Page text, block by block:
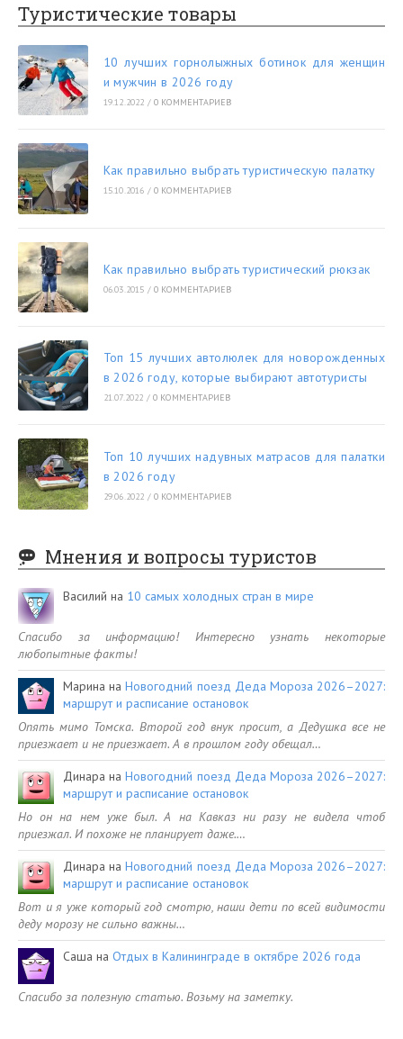
Туристические товары
10 лучших горнолыжных ботинок для женщин
и мужчин в 2026 году
19.12.2022 / 0 КОММЕНТАРИЕВ
Как правильно выбрать туристическую палатку
15.10.2016 / 0 КОММЕНТАРИЕВ
Как правильно выбрать туристический рюкзак
06.03.2015 / 0 КОММЕНТАРИЕВ
Топ 15 лучших автолюлек для новорожденных
в 2026 году, которые выбирают автотуристы
21.07.2022 / 0 КОММЕНТАРИЕВ
Топ 10 лучших надувных матрасов для палатки
в 2026 году
29.06.2022 / 0 КОММЕНТАРИЕВ
Мнения и вопросы туристов
Василий на 10 самых холодных стран в мире
Спасибо за информацию! Интересно узнать некоторые
любопытные факты!
Марина наНовогодний поезд Деда Мороза 2026–2027:
маршрут и расписание остановок
Опять мимо Томска. Второй год внук просит, а Дедушка все не
приезжает и не приезжает. А в прошлом году обещал…
Динара наНовогодний поезд Деда Мороза 2026–2027:
маршрут и расписание остановок
Но он на нем уже был. А на Кавказ ни разу не видела чтоб
приезжал. И похоже не планирует даже.…
Динара наНовогодний поезд Деда Мороза 2026–2027:
маршрут и расписание остановок
Вот и я уже который год смотрю, наши дети по всей видимости
деду морозу не сильно важны…
Саша на Отдых в Калининграде в октябре 2026 года
Спасибо за полезную статью. Возьму на заметку.